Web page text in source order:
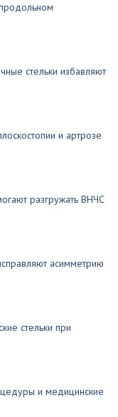
стельки избавляют
и артрозе
разгружать ВНЧС
асимметрию
стельки при
и медицинские